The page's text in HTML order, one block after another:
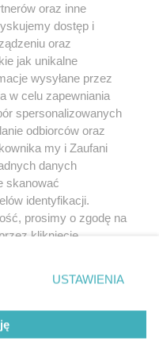
być powielany i
w jakikolwiek sposób (w
jakimkolwiek polu
z umieszczaniem w Internecie
użycie lub
z naruszeniem prawa, tzn.
kary i może być ścigane
oraz inne
dostęp i
oraz
jak unikalne
wysyłane przez
w celu zapewniania
spersonalizowanych
odbiorców oraz
my i Zaufani
danych
skanować
identyfikacji.
prosimy o zgodę na
kliknięcie
ustawień prywatności
strony
wymagają zgody
się takiemu
zastosowanie tylko
USTAWIENIA